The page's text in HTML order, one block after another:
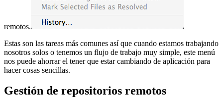
remotos.
Estas son las tareas más comunes así que cuando estamos trabajando
nosotros solos o tenemos un flujo de trabajo muy simple, este menú
nos puede ahorrar el tener que estar cambiando de aplicación para
hacer cosas sencillas.
Gestión de repositorios remotos